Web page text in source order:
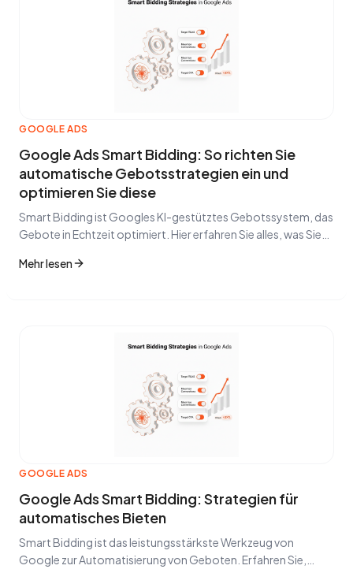
GOOGLE ADS
Google Ads Smart Bidding: So richten Sie
automatische Gebotsstrategien ein und
optimieren Sie diese
Smart Bidding ist Googles KI-gestütztes Gebotssystem, das
Gebote in Echtzeit optimiert. Hier erfahren Sie alles, was Sie
Mehr lesen
GOOGLE ADS
Google Ads Smart Bidding: Strategien für
automatisches Bieten
Smart Bidding ist das leistungsstärkste Werkzeug von
Google zur Automatisierung von Geboten. Erfahren Sie,